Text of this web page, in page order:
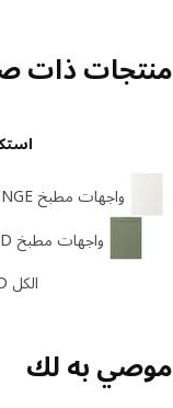
ذات
واجهات مطبخ VEDDINGE
واجهات مطبخ AXSTAD
الكل METOD أبواب وواجهات أدراج
به لك